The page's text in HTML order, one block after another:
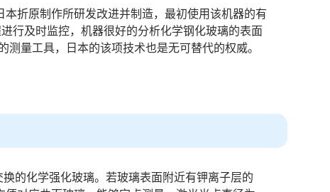
折原制作所研发改进并制造，最初使用该机器的有
行及时监控，机器很好的分析化学钢化玻璃的表面
量工具，日本的该项技术也是无可替代的权威。
的化学强化玻璃。若玻璃表面附近有钾离子层的